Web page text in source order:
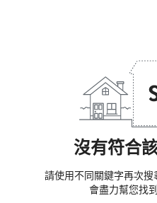
沒有符合
請使用不同關鍵字再次
會盡力幫您找